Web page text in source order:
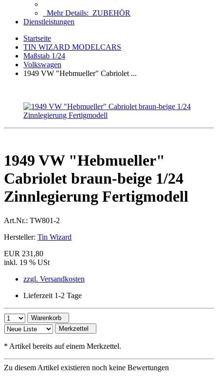
Mehr Details: ZUBEHÖR
Dienstleistungen
Startseite
TIN WIZARD MODELCARS
Maßstab 1/24
Volkswagen
1949 VW "Hebmueller" Cabriolet ...
1949 VW "Hebmueller"
Cabriolet braun-beige 1/24
Zinnlegierung Fertigmodell
Art.Nr.: TW801-2
Hersteller: Tin Wizard
EUR 231,80
inkl. 19 % USt
zzgl. Versandkosten
Lieferzeit 1-2 Tage
Warenkorb
Merkzettel
* Artikel bereits auf einem Merkzettel.
Zu diesem Artikel existieren noch keine Bewertungen